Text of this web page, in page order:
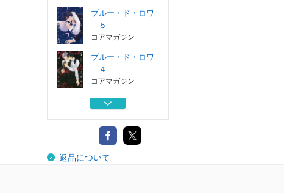
ブルー・ド・ロワ
５
コアマガジン
ブルー・ド・ロワ
４
コアマガジン
ブルー・ド・ロワ
コアマガジン
ブルー・ド・ロワ
２
返品について